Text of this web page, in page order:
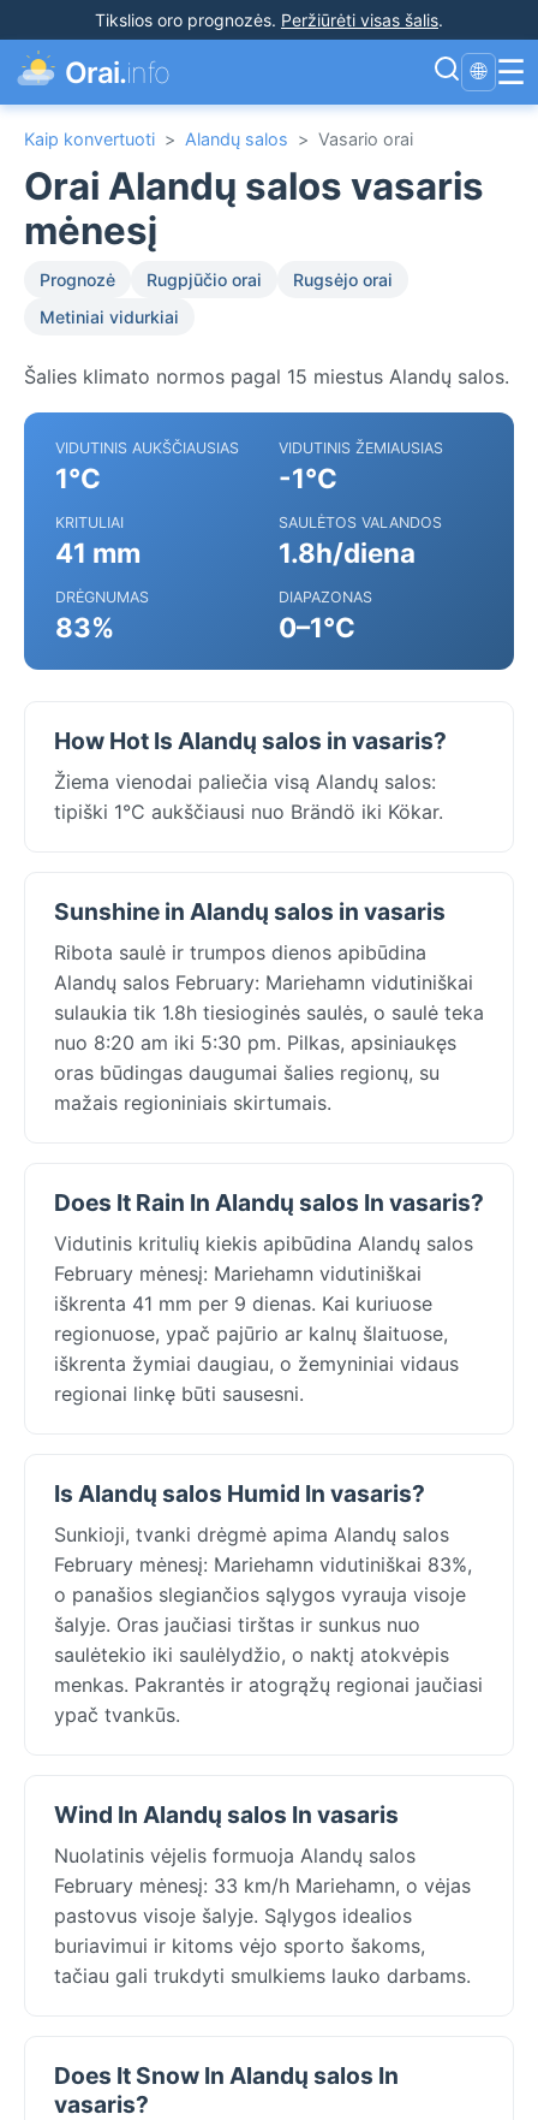
Tikslios oro prognozės. Peržiūrėti visas šalis.
Orai.info 🌐 ☰
Kaip konvertuoti > Alandų salos > Vasario orai
Orai Alandų salos vasaris
mėnesį
Prognozė Rugpjūčio orai
Rugsėjo orai
Metiniai vidurkiai
Šalies klimato normos pagal 15 miestus Alandų salos.
VIDUTINIS AUKŠČIAUSIAS
1°C
VIDUTINIS ŽEMIAUSIAS
-1°C
KRITULIAI
41 mm
SAULĖTOS VALANDOS
1.8h/diena
DRĖGNUMAS
83%
DIAPAZONAS
0–1°C
How Hot Is Alandų salos in vasaris?
Žiema vienodai paliečia visą Alandų salos:
tipiški 1°C aukščiausi nuo Brändö iki Kökar.
Sunshine in Alandų salos in vasaris
Ribota saulė ir trumpos dienos apibūdina
Alandų salos February: Mariehamn vidutiniškai
sulaukia tik 1.8h tiesioginės saulės, o saulė teka
nuo 8:20 am iki 5:30 pm. Pilkas, apsiniaukęs
oras būdingas daugumai šalies regionų, su
mažais regioniniais skirtumais.
Does It Rain In Alandų salos In vasaris?
Vidutinis kritulių kiekis apibūdina Alandų salos
February mėnesį: Mariehamn vidutiniškai
iškrenta 41 mm per 9 dienas. Kai kuriuose
regionuose, ypač pajūrio ar kalnų šlaituose,
iškrenta žymiai daugiau, o žemyniniai vidaus
regionai linkę būti sausesni.
Is Alandų salos Humid In vasaris?
Sunkioji, tvanki drėgmė apima Alandų salos
February mėnesį: Mariehamn vidutiniškai 83%,
o panašios slegiančios sąlygos vyrauja visoje
šalyje. Oras jaučiasi tirštas ir sunkus nuo
saulėtekio iki saulėlydžio, o naktį atokvėpis
menkas. Pakrantės ir atogrąžų regionai jaučiasi
ypač tvankūs.
Wind In Alandų salos In vasaris
Nuolatinis vėjelis formuoja Alandų salos
February mėnesį: 33 km/h Mariehamn, o vėjas
pastovus visoje šalyje. Sąlygos idealios
buriavimui ir kitoms vėjo sporto šakoms,
tačiau gali trukdyti smulkiems lauko darbams.
Does It Snow In Alandų salos In
vasaris?